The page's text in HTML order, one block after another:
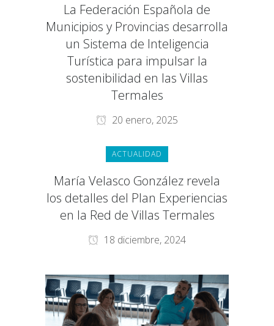
La Federación Española de
Municipios y Provincias desarrolla
un Sistema de Inteligencia
Turística para impulsar la
sostenibilidad en las Villas
Termales
20 enero, 2025
ACTUALIDAD
María Velasco González revela
los detalles del Plan Experiencias
en la Red de Villas Termales
18 diciembre, 2024